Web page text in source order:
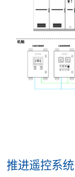
推进遥控系统